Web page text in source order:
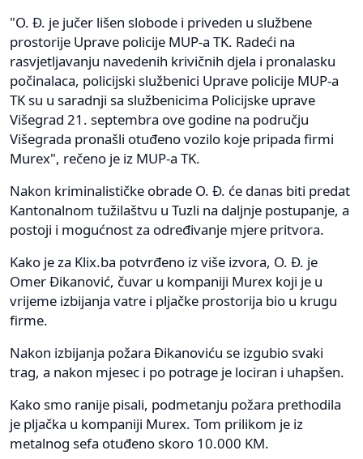
"O. Đ. je jučer lišen slobode i priveden u službene
prostorije Uprave policije MUP-a TK. Radeći na
rasvjetljavanju navedenih krivičnih djela i pronalasku
počinalaca, policijski službenici Uprave policije MUP-a
TK su u saradnji sa službenicima Policijske uprave
Višegrad 21. septembra ove godine na području
Višegrada pronašli otuđeno vozilo koje pripada firmi
Murex", rečeno je iz MUP-a TK.
Nakon kriminalističke obrade O. Đ. će danas biti predat
Kantonalnom tužilaštvu u Tuzli na daljnje postupanje, a
postoji i mogućnost za određivanje mjere pritvora.
Kako je za Klix.ba potvrđeno iz više izvora, O. Đ. je
Omer Đikanović, čuvar u kompaniji Murex koji je u
vrijeme izbijanja vatre i pljačke prostorija bio u krugu
firme.
Nakon izbijanja požara Đikanoviću se izgubio svaki
trag, a nakon mjesec i po potrage je lociran i uhapšen.
Kako smo ranije pisali, podmetanju požara prethodila
je pljačka u kompaniji Murex. Tom prilikom je iz
metalnog sefa otuđeno skoro 10.000 KM.